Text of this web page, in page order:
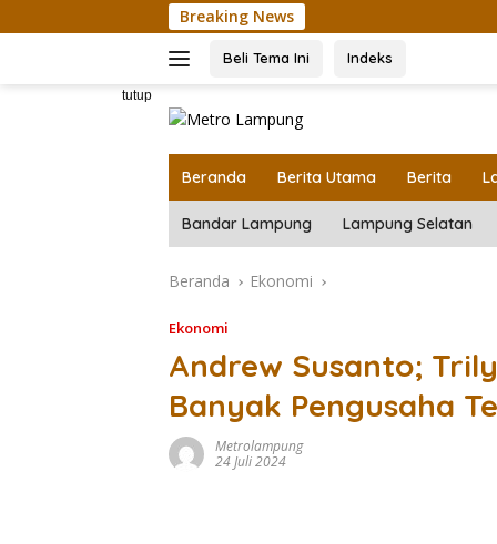
ke
Breaking News
Beli Tema Ini Indeks
tutup
Beranda Berita Utama Berita
Bandar Lampung Lampung Selatan
Beranda Ekonomi
Ekonomi
Andrew Susanto;
Banyak Pengusaha
Metrolampung
24 Juli 2024